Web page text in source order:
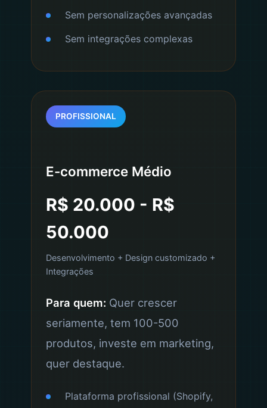
Sem personalizações avançadas
Sem integrações complexas
PROFISSIONAL
E-commerce Médio
R$ 20.000 - R$
50.000
Desenvolvimento + Design customizado +
Integrações
Para quem: Quer crescer
seriamente, tem 100-500
produtos, investe em marketing,
quer destaque.
Plataforma profissional (Shopify,